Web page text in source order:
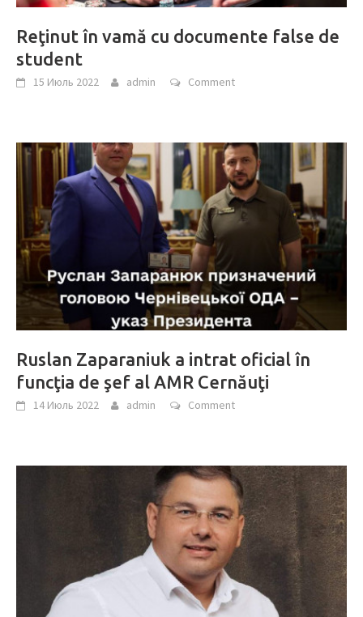
Reţinut în vamă cu documente false de
student
15 Июль 2022 admin Comment
Ruslan Zaparaniuk a intrat oficial în
funcţia de şef al AMR Cernăuţi
14 Июль 2022 admin Comment